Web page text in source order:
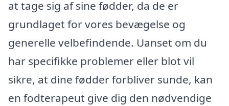
at tage sig af sine fødder, da de er
grundlaget for vores bevægelse og
generelle velbefindende. Uanset om du
har specifikke problemer eller blot vil
sikre, at dine fødder forbliver sunde, kan
en fodterapeut give dig den nødvendige